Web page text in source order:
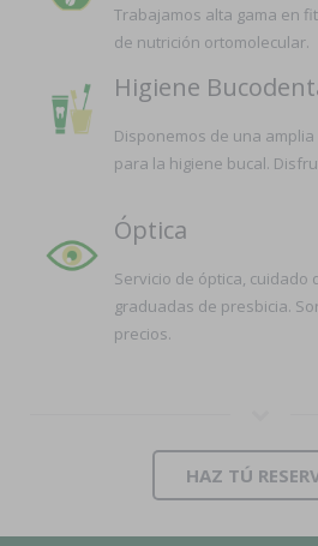
Trabajamos alta gama en
de nutrición ortomolecular.
Higiene
Disponemos de una
para la higiene bucal.
Óptica
Servicio de óptica, cuidado
graduadas de presbicia.
precios.
HAZ TÚ